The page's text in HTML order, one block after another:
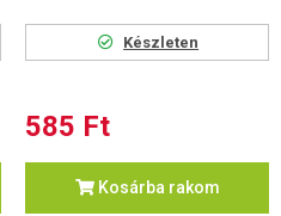
Készleten
585 Ft
Kosárba rakom